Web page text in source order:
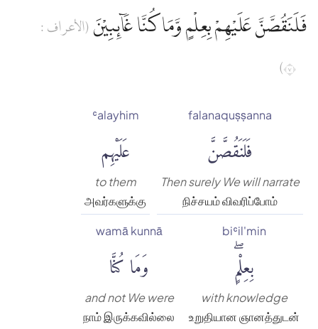
فَلَنَقُصَّنَّ عَلَيْهِمْ بِعِلْمٍ وَّمَا كُنَّا غَاۤىِٕبِيْنَ (الأعراف :
٧)
falanaquṣṣanna
فَلَنَقُصَّنَّ
Then surely We will narrate
நிச்சயம் விவரிப்போம்
ʿalayhim
عَلَيْهِم
to them
அவர்களுக்கு
biʿil'min
بِعِلْمٍۖ
with knowledge
உறுதியான ஞானத்துடன்
wamā kunnā
وَمَا كُنَّا
and not We were
நாம் இருக்கவில்லை